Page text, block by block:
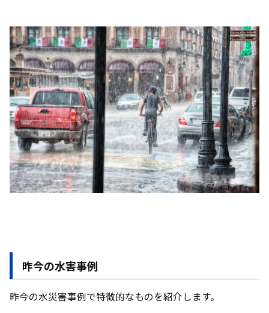
昨今の水害事例
昨今の水災害事例で特徴的なものを紹介します。